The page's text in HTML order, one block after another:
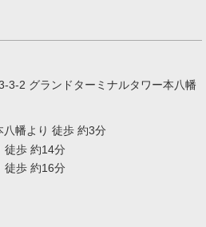
3-2 グランドターミナルタワー本八幡
八幡より 徒歩 約3分
徒歩 約14分
徒歩 約16分